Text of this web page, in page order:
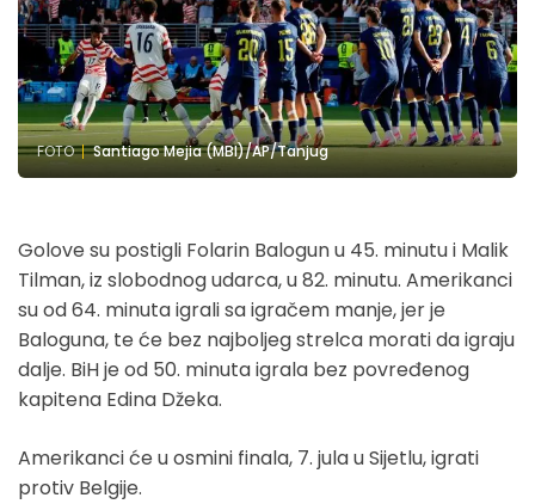
FOTO Santiago Mejia (MBI)/AP/Tanjug
Golove su postigli Folarin Balogun u 45. minutu i Malik
Tilman, iz slobodnog udarca, u 82. minutu. Amerikanci
su od 64. minuta igrali sa igračem manje, jer je
Baloguna, te će bez najboljeg strelca morati da igraju
dalje. BiH je od 50. minuta igrala bez povređenog
kapitena Edina Džeka.
Amerikanci će u osmini finala, 7. jula u Sijetlu, igrati
protiv Belgije.